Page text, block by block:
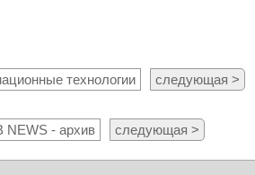
технологии следующая >
NEWS - архив следующая >